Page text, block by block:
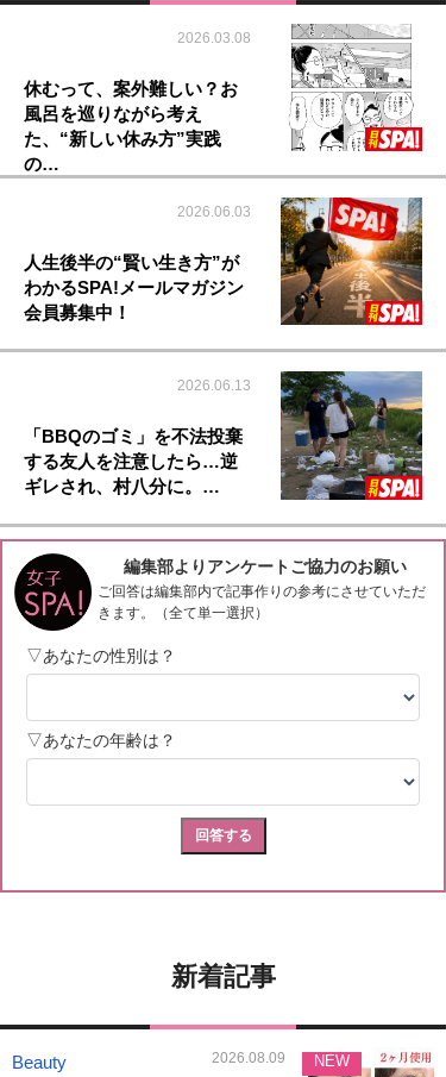
2026.03.08
休むって、案外難しい？お
風呂を巡りながら考え
た、“新しい休み方”実践
の…
2026.06.03
人生後半の“賢い生き方”が
わかるSPA!メールマガジン
会員募集中！
2026.06.13
「BBQのゴミ」を不法投棄
する友人を注意したら…逆
ギレされ、村八分に。…
新着記事
Beauty 2026.08.09 NEW